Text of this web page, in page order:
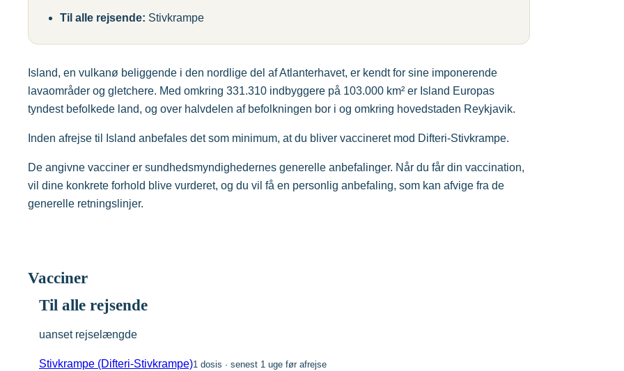
Til alle rejsende: Stivkrampe
Island, en vulkanø beliggende i den nordlige del af Atlanterhavet, er kendt for sine imponerende
lavaområder og gletchere. Med omkring 331.310 indbyggere på 103.000 km² er Island Europas
tyndest befolkede land, og over halvdelen af befolkningen bor i og omkring hovedstaden Reykjavik.
Inden afrejse til Island anbefales det som minimum, at du bliver vaccineret mod Difteri-Stivkrampe.
De angivne vacciner er sundhedsmyndighedernes generelle anbefalinger. Når du får din vaccination,
vil dine konkrete forhold blive vurderet, og du vil få en personlig anbefaling, som kan afvige fra de
generelle retningslinjer.
Vacciner
Til alle rejsende
uanset rejselængde
Stivkrampe (Difteri-Stivkrampe)1 dosis · senest 1 uge før afrejse